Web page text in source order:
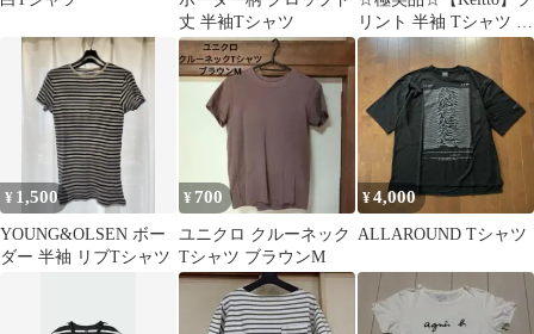
丈 半袖Tシャツ
リント 半袖 Tシャツ ホ
ワイト L
¥ 1,500
YOUNG&OLSEN ボー
ダー 半袖 リブTシャツ
¥ 700
ユニクロ クルーネック
Tシャツ ブラウンM
¥4,000
ALLAROUND Tシャツ